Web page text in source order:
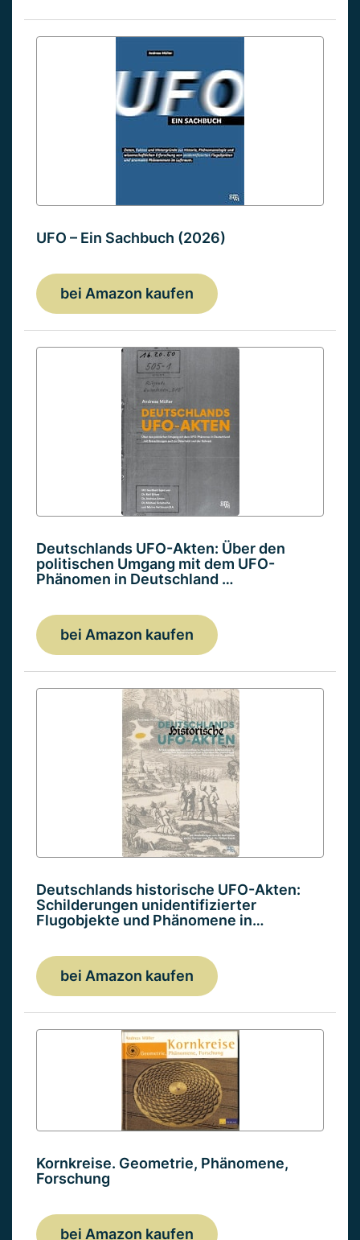
UFO – Ein Sachbuch (2026)
bei Amazon kaufen
Deutschlands UFO-Akten: Über den
politischen Umgang mit dem UFO-
Phänomen in Deutschland …
bei Amazon kaufen
Deutschlands historische UFO-Akten:
Schilderungen unidentifizierter
Flugobjekte und Phänomene in…
bei Amazon kaufen
Kornkreise. Geometrie, Phänomene,
Forschung
bei Amazon kaufen